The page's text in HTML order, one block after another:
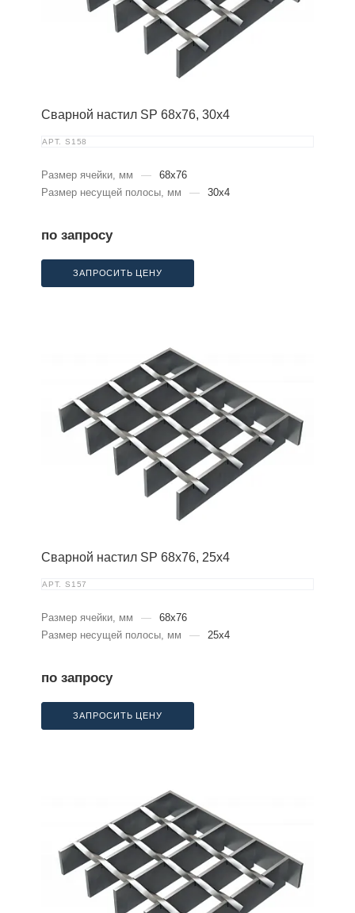
Сварной настил SP 68х76, 30х4
АРТ. S158
Размер ячейки, мм —
68x76
Размер несущей полосы, мм
— 30x4
по запросу
ЗАПРОСИТЬ ЦЕНУ
Сварной настил SP 68х76, 25х4
АРТ. S157
Размер ячейки, мм —
68x76
Размер несущей полосы, мм
— 25x4
по запросу
ЗАПРОСИТЬ ЦЕНУ